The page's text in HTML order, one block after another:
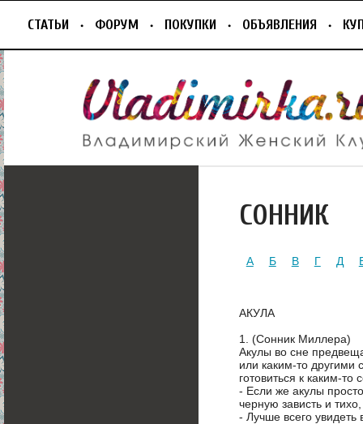
СТАТЬИ ФОРУМ ПОКУПКИ ОБЪЯВЛЕНИЯ
СОННИК
А Б В Г Д
АКУЛА
1. (Сонник Миллера)
Акулы во сне
или каким-то другими
готовиться к каким-
- Если же акулы
черную зависть и
- Лучше всего увидеть